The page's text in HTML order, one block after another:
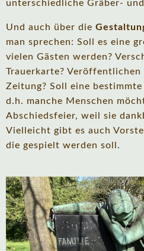
unterschiedliche Gräber-
Und auch über die
man sprechen: Soll es eine
vielen Gästen werden?
Trauerkarte?
Zeitung? Soll eine
d.h. manche Menschen
Abschiedsfeier, weil sie
Vielleicht gibt es auch
die gespielt werden soll.